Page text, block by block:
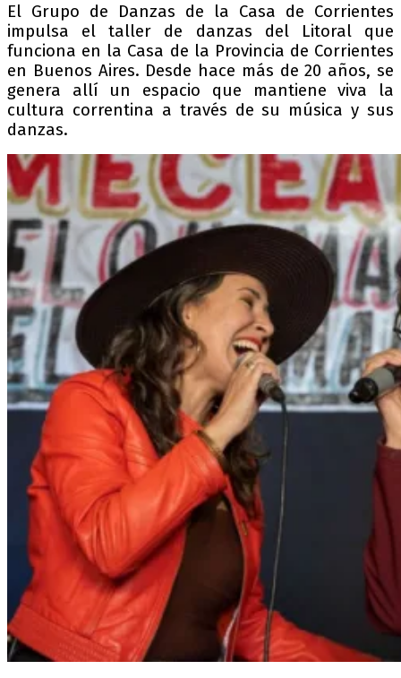
El Grupo de Danzas de la Casa de Corrientes
impulsa el taller de danzas del Litoral que
funciona en la Casa de la Provincia de Corrientes
en Buenos Aires. Desde hace más de 20 años, se
genera allí un espacio que mantiene viva la
cultura correntina a través de su música y sus
danzas.